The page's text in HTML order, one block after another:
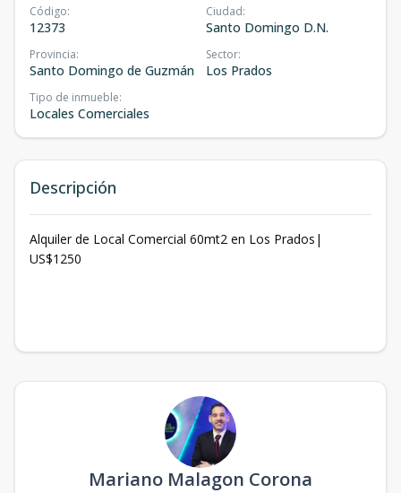
Código:
12373
Ciudad:
Santo Domingo D.N.
Provincia:
Santo Domingo de Guzmán
Sector:
Los Prados
Tipo de inmueble:
Locales Comerciales
Descripción
Alquiler de Local Comercial 60mt2 en Los Prados|
US$1250
Mariano Malagon Corona